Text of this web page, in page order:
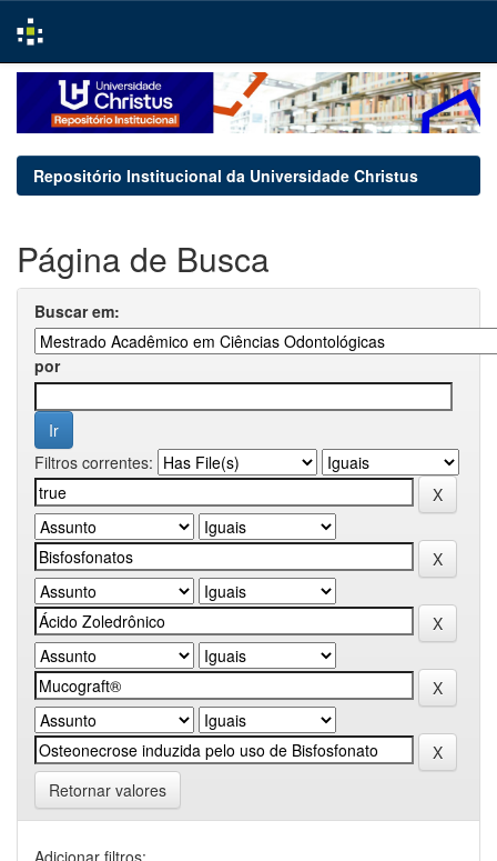
navigation
Repositório Institucional da Universidade Christus
Página de Busca
Buscar em:
por
Filtros correntes:
Retornar valores